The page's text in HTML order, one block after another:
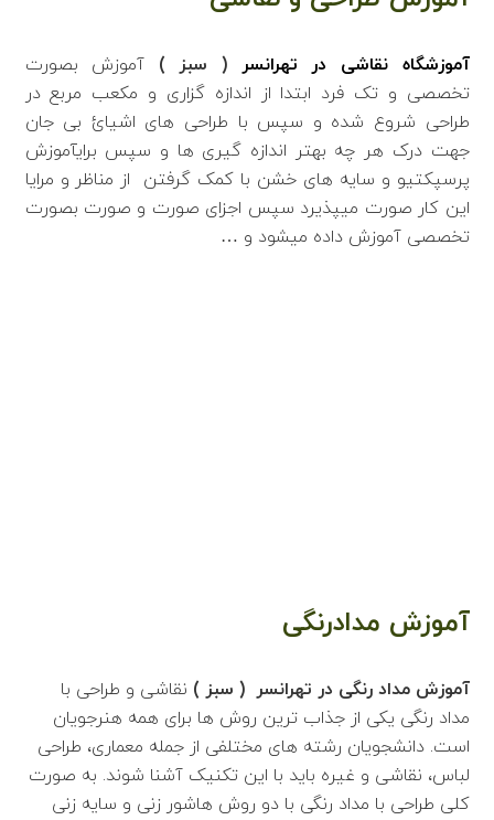
آموزشگاه نقاشی در تهرانسر ( سبز ) آموزش بصورت
تخصصی و تک فرد ابتدا از اندازه گزاری و مکعب مربع در
طراحی شروع شده و سپس با طراحی های اشیائ بی جان
جهت درک هر چه بهتر اندازه گیری ها و سپس برایآموزش
پرسپکتیو و سایه های خشن با کمک گرفتن از مناظر و مرایا
این کار صورت میپذیرد سپس اجزای صورت و صورت بصورت
تخصصی آموزش داده میشود و …
آموزش مدادرنگی
آموزش مداد رنگی در تهرانسر ( سبز ) نقاشی و طراحی با
مداد رنگی یکی از جذاب ترین روش ها برای همه هنرجویان
است. دانشجویان رشته های مختلفی از جمله معماری، طراحی
لباس، نقاشی و غیره باید با این تکنیک آشنا شوند. به صورت
کلی طراحی با مداد رنگی با دو روش هاشور زنی و سایه زنی